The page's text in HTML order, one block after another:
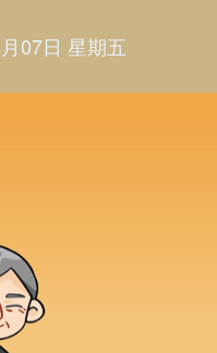
07日 星期五